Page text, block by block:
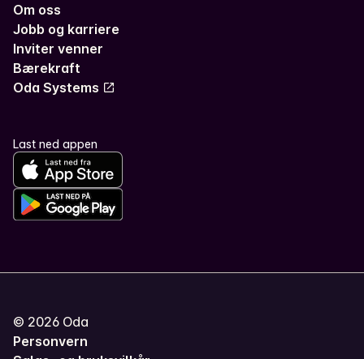
Om oss
Jobb og karriere
Inviter venner
Bærekraft
Oda Systems
Last ned appen
© 2026 Oda
Personvern